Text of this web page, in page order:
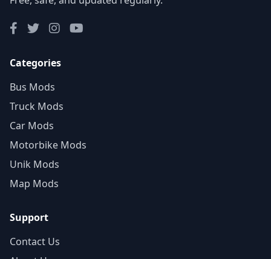
Categories
Bus Mods
Truck Mods
Car Mods
Motorbike Mods
Unik Mods
Map Mods
Support
Contact Us